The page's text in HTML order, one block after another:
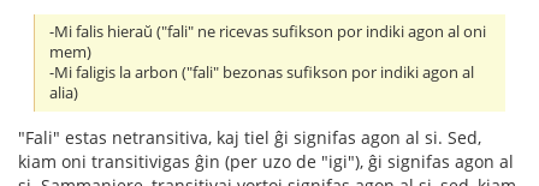
-Mi falis hieraŭ ("fali" ne ricevas sufikson por indiki agon al oni
mem)
-Mi faligis la arbon ("fali" bezonas sufikson por indiki agon al
alia)
"Fali" estas netransitiva, kaj tiel ĝi signifas agon al si. Sed,
kiam oni transitivigas ĝin (per uzo de "igi"), ĝi signifas agon al